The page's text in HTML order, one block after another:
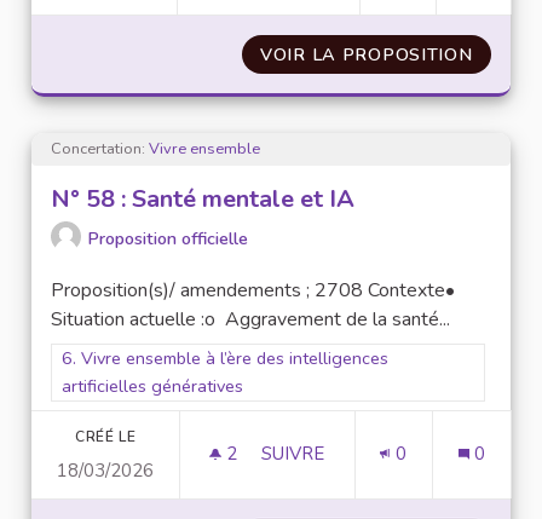
VOIR LA PROPOSITION MAIN
Concertation: Vivre ensemble
N° 58 : Santé mentale et IA
Proposition officielle
Proposition(s)/ amendements ; 2708 Contexte•
Situation actuelle :o Aggravement de la santé...
Filtrer les résultats pour le secteur : 6. Vivre ensemble à
6. Vivre ensemble à l’ère des intelligences
artificielles génératives
CRÉÉ LE
18/03/2026
2 2 ABONNÉS
SUIVRE 0 0